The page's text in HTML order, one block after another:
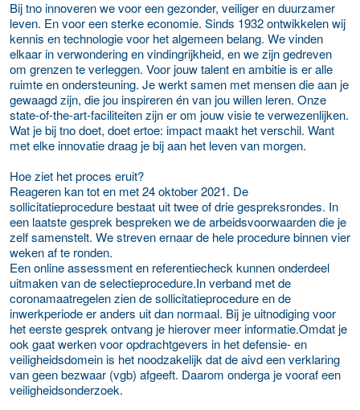
Bij tno innoveren we voor een gezonder, veiliger en duurzamer
leven. En voor een sterke economie. Sinds 1932 ontwikkelen wij
kennis en technologie voor het algemeen belang. We vinden
elkaar in verwondering en vindingrijkheid, en we zijn gedreven
om grenzen te verleggen. Voor jouw talent en ambitie is er alle
ruimte en ondersteuning. Je werkt samen met mensen die aan je
gewaagd zijn, die jou inspireren én van jou willen leren. Onze
state-of-the-art-faciliteiten zijn er om jouw visie te verwezenlijken.
Wat je bij tno doet, doet ertoe: impact maakt het verschil. Want
met elke innovatie draag je bij aan het leven van morgen.
Hoe ziet het proces eruit?
Reageren kan tot en met 24 oktober 2021. De
sollicitatieprocedure bestaat uit twee of drie gespreksrondes. In
een laatste gesprek bespreken we de arbeidsvoorwaarden die je
zelf samenstelt. We streven ernaar de hele procedure binnen vier
weken af te ronden.
Een online assessment en referentiecheck kunnen onderdeel
uitmaken van de selectieprocedure.In verband met de
coronamaatregelen zien de sollicitatieprocedure en de
inwerkperiode er anders uit dan normaal. Bij je uitnodiging voor
het eerste gesprek ontvang je hierover meer informatie.Omdat je
ook gaat werken voor opdrachtgevers in het defensie- en
veiligheidsdomein is het noodzakelijk dat de aivd een verklaring
van geen bezwaar (vgb) afgeeft. Daarom onderga je vooraf een
veiligheidsonderzoek.